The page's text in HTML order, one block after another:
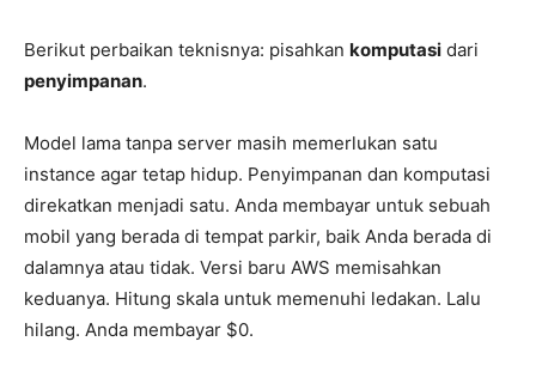
Berikut perbaikan teknisnya: pisahkan komputasi dari
penyimpanan.
Model lama tanpa server masih memerlukan satu
instance agar tetap hidup. Penyimpanan dan komputasi
direkatkan menjadi satu. Anda membayar untuk sebuah
mobil yang berada di tempat parkir, baik Anda berada di
dalamnya atau tidak. Versi baru AWS memisahkan
keduanya. Hitung skala untuk memenuhi ledakan. Lalu
hilang. Anda membayar $0.